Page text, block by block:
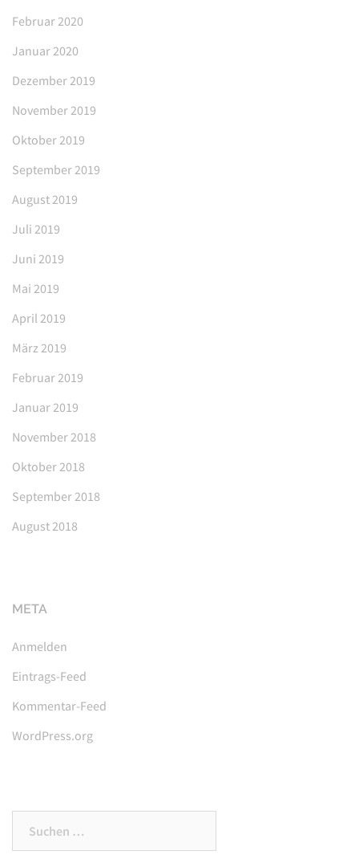
Februar 2020
Januar 2020
Dezember 2019
November 2019
Oktober 2019
September 2019
August 2019
Juli 2019
Juni 2019
Mai 2019
April 2019
März 2019
Februar 2019
Januar 2019
November 2018
Oktober 2018
September 2018
August 2018
META
Anmelden
Eintrags-Feed
Kommentar-Feed
WordPress.org